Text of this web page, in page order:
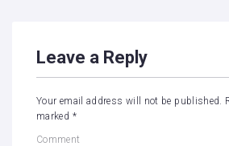
Leave a Reply
Your email address will not be published.
marked *
Comment